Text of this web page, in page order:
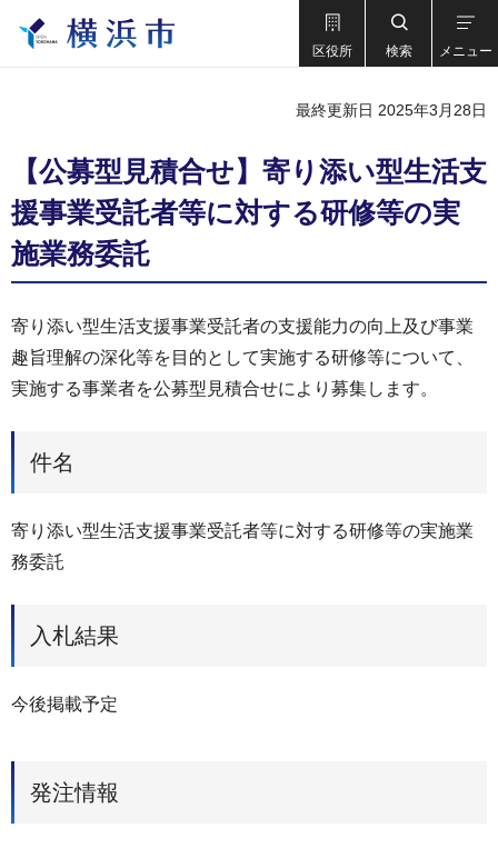
区役所 検索 メニュー
最終更新日 2025年3月28日
【公募型見積合せ】寄り添い型生活支
援事業受託者等に対する研修等の実
施業務委託
寄り添い型生活支援事業受託者の支援能力の向上及び事業
趣旨理解の深化等を目的として実施する研修等について、
実施する事業者を公募型見積合せにより募集します。
件名
寄り添い型生活支援事業受託者等に対する研修等の実施業
務委託
入札結果
今後掲載予定
発注情報